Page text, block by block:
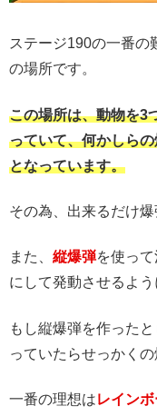
ステージ190の一番の
の場所です。
この場所は、動物を3
っていて、何かしら
となっています。
その為、出来るだけ
また、 縦爆弾を使って
にして発動させるよう
もし縦爆弾を作った
っていたらせっかく
一番の理想はレイン